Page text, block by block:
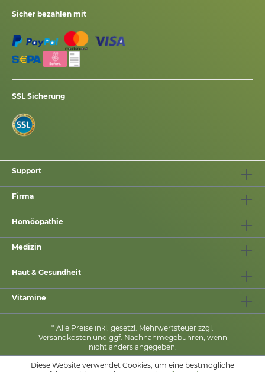
Sicher bezahlen mit
SSL Sicherung
Support
Firma
Homöopathie
Medizin
Haut & Gesundheit
Vitamine
* Alle Preise inkl. gesetzl. Mehrwertsteuer zzgl.
Versandkosten und ggf. Nachnahmegebühren, wenn
nicht anders angegeben.
Diese Website verwendet Cookies, um eine bestmögliche